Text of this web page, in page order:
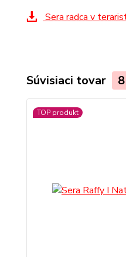
Sera radca v
Súvisiaci tovar 8
TOP produkt